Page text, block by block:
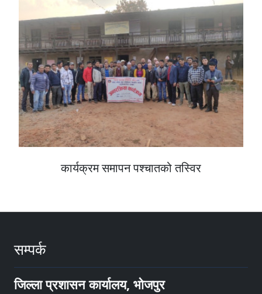
कार्यक्रम समापन पश्‍चातको तस्विर
सम्पर्क
जिल्ला प्रशासन कार्यालय, भोजपुर